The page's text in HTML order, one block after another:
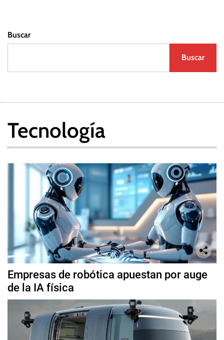
Buscar
Buscar
Tecnología
Empresas de robótica apuestan por auge
de la IA física